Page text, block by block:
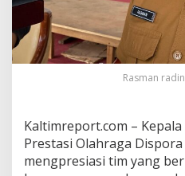
e
a
h
U
s
,
R
s
Rasman
Kaltimreport.com –
Prestasi Olahraga
mengpresiasi tim yang